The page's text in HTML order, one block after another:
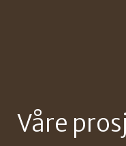
Våre